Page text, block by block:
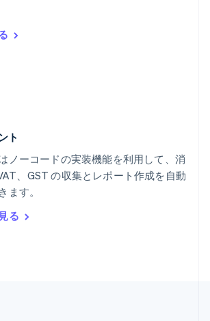
ト
ノーコードの実装機能を利用して、消
、GST の収集とレポート作成を自動
ます。
る
タイン